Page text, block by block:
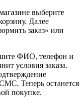
выберите
Далее
заказ» или
ФИО, телефон и
условия заказа.
Теперь останется
покупке.